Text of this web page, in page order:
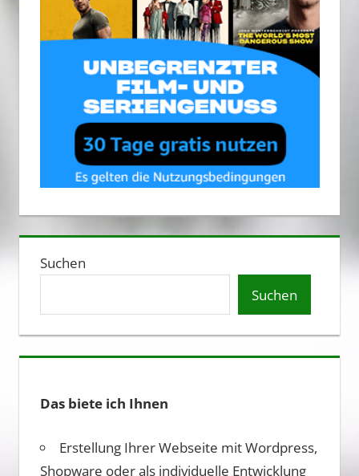
Suchen
Suchen
Das biete ich Ihnen
Erstellung Ihrer Webseite mit Wordpress,
Shopware oder als individuelle Entwicklung